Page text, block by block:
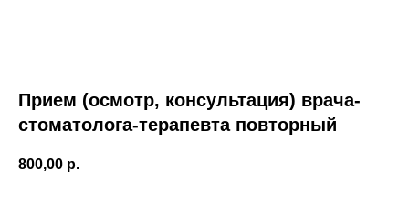
Прием (осмотр, консультация) врача-
стоматолога-терапевта повторный
800,00 р.